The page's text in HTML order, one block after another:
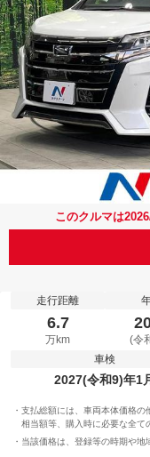
このクルマは
走行距離
6.7
万km (令
車検
2027(令和9)年1
支払総額には、車両本体価格の
相当額等、購入時に必要な全て
当該価格は、登録等の時期や地